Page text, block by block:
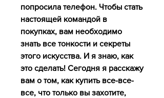
попросила телефон. Чтобы стать
настоящей командой в
покупках, вам необходимо
знать все тонкости и секреты
этого искусства. И я знаю, как
это сделать! Сегодня я расскажу
вам о том, как купить все-все-
все, что только вы захотите,